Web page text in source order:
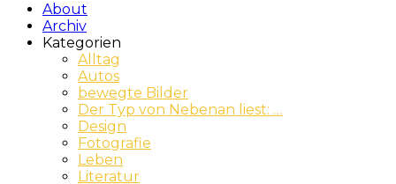
About
Archiv
Kategorien
Alltag
Autos
bewegte Bilder
Der Typ von Nebenan liest: …
Design
Fotografie
Leben
Literatur